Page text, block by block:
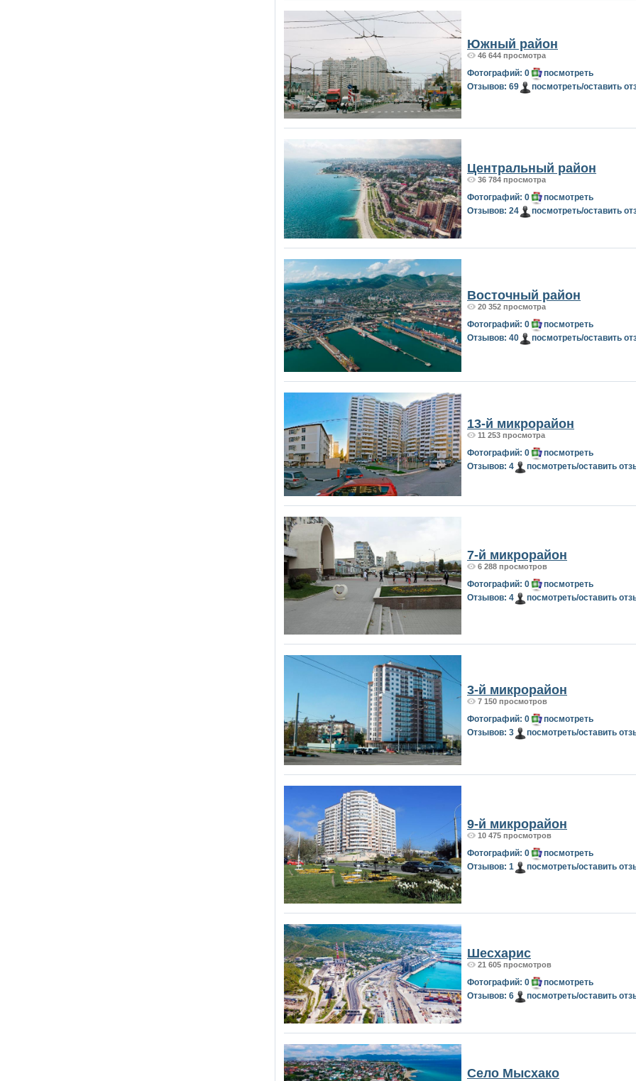
Южный район
46 644 просмотра
Фотографий: 0
посмотреть
Отзывов: 69
посмотреть/оставить
Центральный район
36 784 просмотра
Фотографий: 0
посмотреть
Отзывов: 24
посмотреть/оставить
Восточный район
20 352 просмотра
Фотографий: 0
посмотреть
Отзывов: 40
посмотреть/оставить
13-й микрорайон
11 253 просмотра
Фотографий: 0
посмотреть
Отзывов: 4
посмотреть/оставить
7-й микрорайон
6 288 просмотров
Фотографий: 0
посмотреть
Отзывов: 4
посмотреть/оставить
3-й микрорайон
7 150 просмотров
Фотографий: 0
посмотреть
Отзывов: 3
посмотреть/оставить
9-й микрорайон
10 475 просмотров
Фотографий: 0
посмотреть
Отзывов: 1
посмотреть/оставить
Шесхарис
21 605 просмотров
Фотографий: 0
посмотреть
Отзывов: 6
посмотреть/оставить
Село Мысхако